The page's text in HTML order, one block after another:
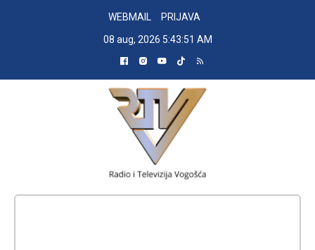
WEBMAIL
PRIJAVA
08 aug, 2026 5:43:52 AM